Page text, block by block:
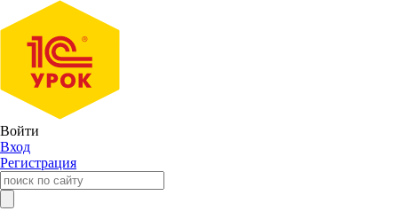
Войти
Вход
Регистрация